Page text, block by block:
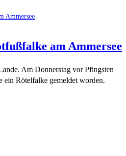
am Ammersee
Am Donnerstag vor Pfingsten
ein Rötelfalke gemeldet worden.